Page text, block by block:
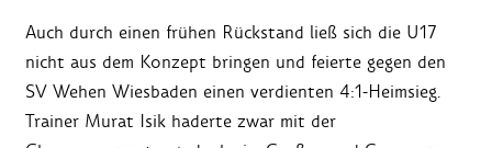
Auch durch einen frühen Rückstand ließ sich die U17
nicht aus dem Konzept bringen und feierte gegen den
SV Wehen Wiesbaden einen verdienten 4:1-Heimsieg.
Trainer Murat Isik haderte zwar mit der